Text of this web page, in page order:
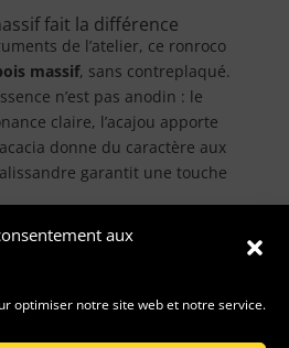
aux
optimiser notre site web et notre service.
fait la différence
de l’atelier, ce ronroco
massif, sans contreplaqué.
n’est pas anodin : le
claire, l’acajou apporte
donne du caractère aux
garantit une touche
combinée au travail
Theuret, produit un
des années de jeu.